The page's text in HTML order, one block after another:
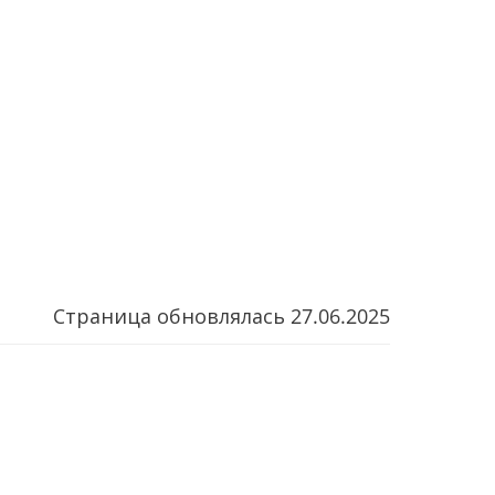
Страница обновлялась 27.06.2025